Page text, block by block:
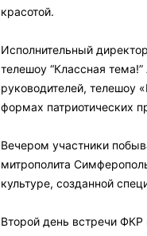
красотой. ⠀
Исполнительный
телешоу “Классная
руководителей, телешоу
формах патриотических
Вечером участники
митрополита
культуре, созданной
Второй день встречи ФКР